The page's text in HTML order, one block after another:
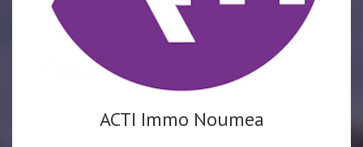
ACTI Immo Noumea